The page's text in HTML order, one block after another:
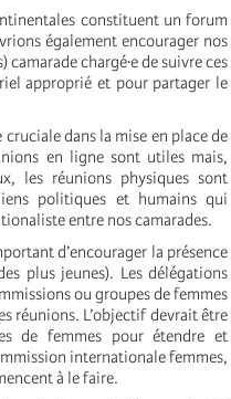
constituent un forum
également encourager nos
chargé·e de suivre ces
approprié et pour partager le
dans la mise en place de
en ligne sont utiles mais,
les réunions physiques sont
politiques et humains qui
entre nos camarades.
d’encourager la présence
plus jeunes). Les délégations
ou groupes de femmes
réunions. L’objectif devrait être
de femmes pour étendre et
internationale femmes,
à le faire.